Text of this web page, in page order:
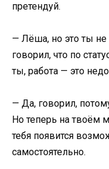
претендуй.
— Лёша, но это ты не
говорил, что по
ты, работа — это
— Да, говорил,
Но теперь на твоём
тебя появится
самостоятельно.